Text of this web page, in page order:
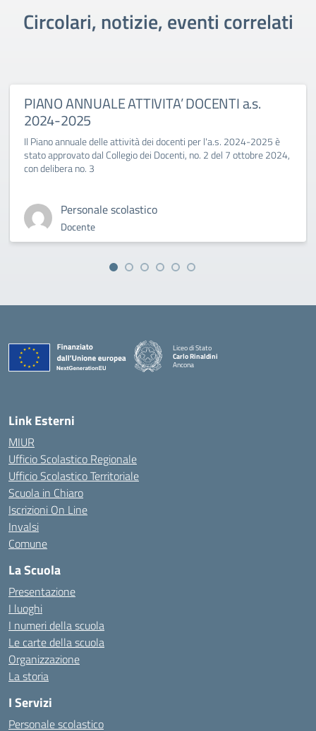
Circolari, notizie, eventi correlati
PIANO ANNUALE ATTIVITA’ DOCENTI a.s.
2024-2025
Il Piano annuale delle attività dei docenti per l'a.s. 2024-2025 è
stato approvato dal Collegio dei Docenti, no. 2 del 7 ottobre 2024,
con delibera no. 3
Personale scolastico
Docente
Liceo di Stato
Carlo Rinaldini
Ancona
Link Esterni
MIUR
Ufficio Scolastico Regionale
Ufficio Scolastico Territoriale
Scuola in Chiaro
Iscrizioni On Line
Invalsi
Comune
La Scuola
Presentazione
I luoghi
I numeri della scuola
Le carte della scuola
Organizzazione
La storia
I Servizi
Personale scolastico